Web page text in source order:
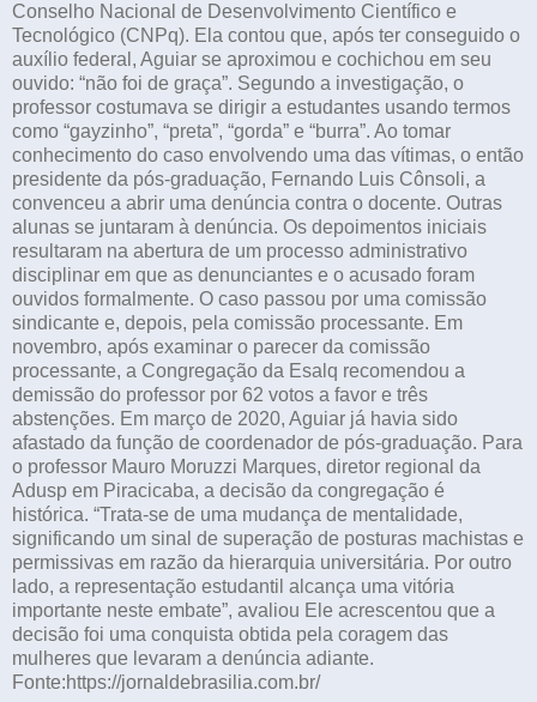
Conselho Nacional de Desenvolvimento Científico e
Tecnológico (CNPq). Ela contou que, após ter conseguido o
auxílio federal, Aguiar se aproximou e cochichou em seu
ouvido: “não foi de graça”. Segundo a investigação, o
professor costumava se dirigir a estudantes usando termos
como “gayzinho”, “preta”, “gorda” e “burra”. Ao tomar
conhecimento do caso envolvendo uma das vítimas, o então
presidente da pós-graduação, Fernando Luis Cônsoli, a
convenceu a abrir uma denúncia contra o docente. Outras
alunas se juntaram à denúncia. Os depoimentos iniciais
resultaram na abertura de um processo administrativo
disciplinar em que as denunciantes e o acusado foram
ouvidos formalmente. O caso passou por uma comissão
sindicante e, depois, pela comissão processante. Em
novembro, após examinar o parecer da comissão
processante, a Congregação da Esalq recomendou a
demissão do professor por 62 votos a favor e três
abstenções. Em março de 2020, Aguiar já havia sido
afastado da função de coordenador de pós-graduação. Para
o professor Mauro Moruzzi Marques, diretor regional da
Adusp em Piracicaba, a decisão da congregação é
histórica. “Trata-se de uma mudança de mentalidade,
significando um sinal de superação de posturas machistas e
permissivas em razão da hierarquia universitária. Por outro
lado, a representação estudantil alcança uma vitória
importante neste embate”, avaliou Ele acrescentou que a
decisão foi uma conquista obtida pela coragem das
mulheres que levaram a denúncia adiante.
Fonte:https://jornaldebrasilia.com.br/